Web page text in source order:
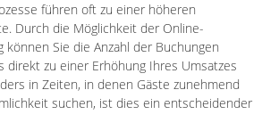
führen oft zu einer höheren
Durch die Möglichkeit der Online-
können Sie die Anzahl der Buchungen
direkt zu einer Erhöhung Ihres Umsatzes
in Zeiten, in denen Gäste zunehmend
suchen, ist dies ein entscheidender